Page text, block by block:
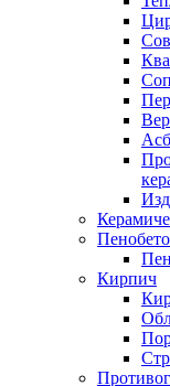
Кирпич